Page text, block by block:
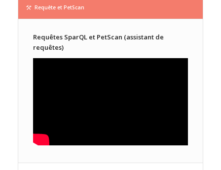
Requête et PetScan
Requêtes SparQL et PetScan (assistant de
requêtes)